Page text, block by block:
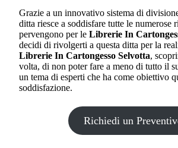
Grazie a un innovativo sistema di
ditta riesce a soddisfare tutte le numerose
pervengono per le Librerie In
decidi di rivolgerti a questa ditta per la
Librerie In Cartongesso Selvotta,
volta, di non poter fare a meno di tutto il
un tema di esperti che ha come obiettivo
soddisfazione.
Richiedi un